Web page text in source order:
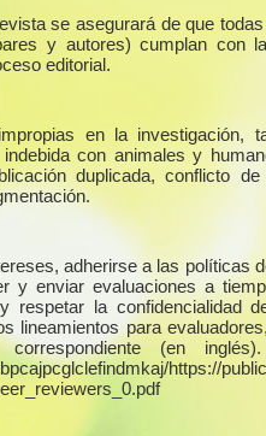
se asegurará de que
y autores) cumplan con
editorial.
en la investigación,
con animales y
duplicada, conflicto de
adherirse a las políticas
y enviar evaluaciones a
respetar la confidencialidad
lineamientos para
(en
https://